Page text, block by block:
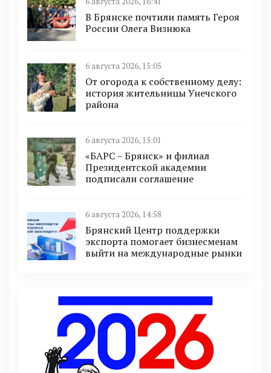
В Брянске почтили память Героя
России Олега Визнюка
6 августа 2026, 15:05
От огорода к собственному делу:
история жительницы Унечского
района
6 августа 2026, 15:01
«БАРС – Брянск» и филиал
Президентской академии
подписали соглашение
6 августа 2026, 14:58
Брянский Центр поддержки
экспорта помогает бизнесменам
выйти на международные рынки